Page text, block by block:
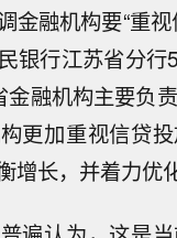
金融机构要“重视
银行江苏省分
金融机构主要负
更加重视信贷
增长，并着力优